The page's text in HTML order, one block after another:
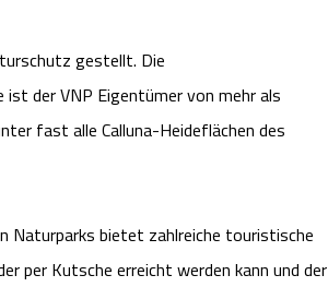
gestellt. Die
der VNP Eigentümer von mehr als
fast alle Calluna-Heideflächen des
Naturparks bietet zahlreiche touristische
per Kutsche erreicht werden kann und der